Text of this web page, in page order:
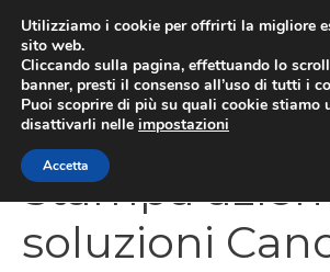
contenuto
Stampa
soluzioni
Utilizziamo i cookie per offrirti la migliore
sito web.
Cliccando sulla pagina, effettuando lo
banner, presti il consenso all’uso di tutti i
Puoi scoprire di più su quali cookie stiamo
disattivarli nelle impostazioni
Accetta